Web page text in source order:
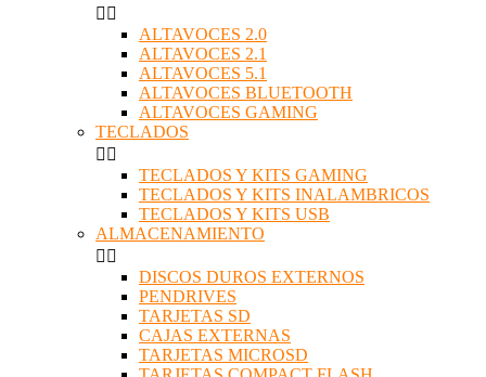
 
ALTAVOCES 2.0
ALTAVOCES 2.1
ALTAVOCES 5.1
ALTAVOCES BLUETOOTH
ALTAVOCES GAMING
TECLADOS
 
TECLADOS Y KITS GAMING
TECLADOS Y KITS INALAMBRICOS
TECLADOS Y KITS USB
ALMACENAMIENTO
 
DISCOS DUROS EXTERNOS
PENDRIVES
TARJETAS SD
CAJAS EXTERNAS
TARJETAS MICROSD